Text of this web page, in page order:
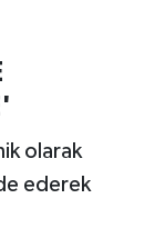
olarak
ederek